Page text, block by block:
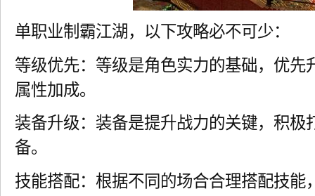
单职业制霸江湖，以下攻略必不可少：
等级优先：等级是角色实力的基础，优先
属性加成。
装备升级：装备是提升战力的关键，积极
备。
技能搭配：根据不同的场合合理搭配技能